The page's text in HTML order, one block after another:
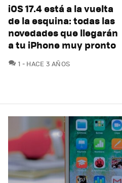
iOS 17.4 está a la vuelta
de la esquina: todas las
novedades que llegarán
a tu iPhone muy pronto
1 COMENTARIOS
HACE 3 AÑOS